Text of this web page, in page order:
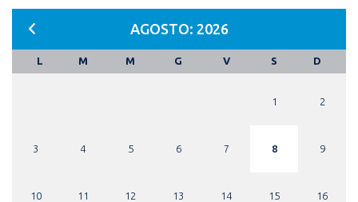
AGOSTO: 2026
L M M G V S D
1 2
3 4 5 6 7 8 9
10 11 12 13 14 15 16